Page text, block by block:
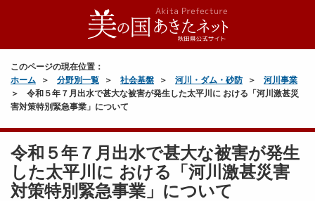
このページの現在位置：
ホーム
分野別一覧 社会基盤 河川・ダム・砂防
河川事業
令和５年７月出水で甚大な被害が発生した太平川に おける「河川激甚災
害対策特別緊急事業」について
令和５年７月出水で甚大な被害が発生
した太平川に おける「河川激甚災害
対策特別緊急事業」について